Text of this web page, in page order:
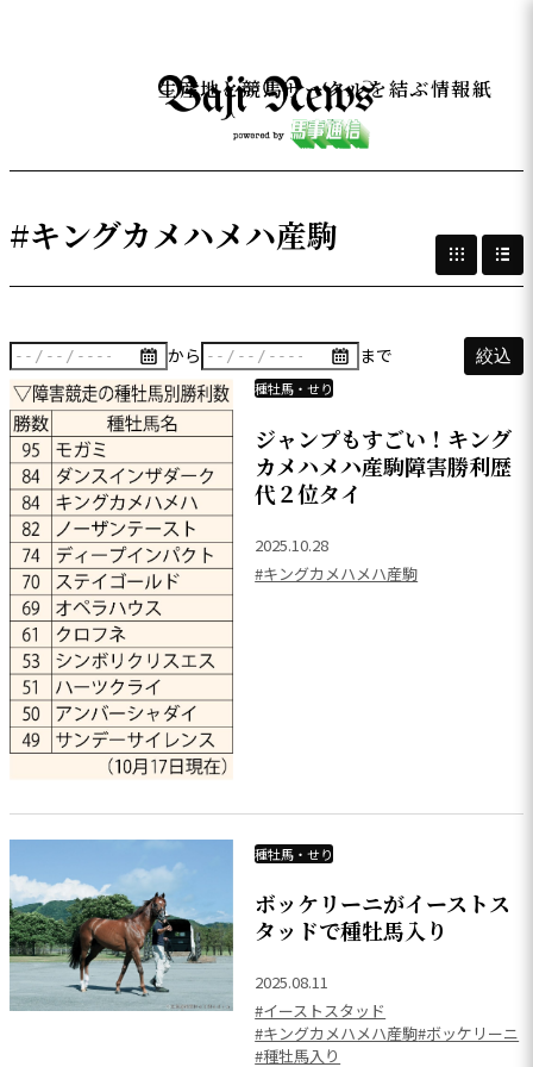
生産地と競馬サークルを結ぶ情報紙
#キングカメハメハ産駒
から まで 絞込
種牡馬・せり
ジャンプもすごい！キング
カメハメハ産駒障害勝利歴
代２位タイ
2025.10.28
#キングカメハメハ産駒
種牡馬・せり
ボッケリーニがイーストス
タッドで種牡馬入り
2025.08.11
#イーストスタッド
#キングカメハメハ産駒#ボッケリーニ
#種牡馬入り